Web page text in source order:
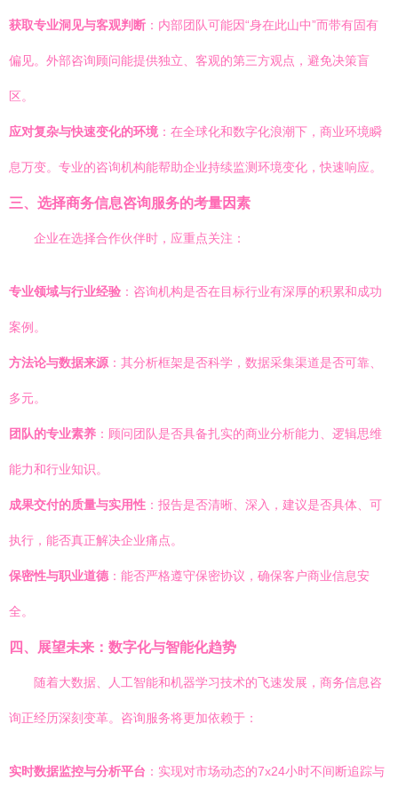
获取专业洞见与客观判断 ：内部团队可能因“身在此山中”而带有固有
偏见。外部咨询顾问能提供独立、客观的第三方观点，避免决策盲
区。
应对复杂与快速变化的环境 ：在全球化和数字化浪潮下，商业环境瞬
息万变。专业的咨询机构能帮助企业持续监测环境变化，快速响应。
三、选择商务信息咨询服务的考量因素
企业在选择合作伙伴时，应重点关注：
专业领域与行业经验 ：咨询机构是否在目标行业有深厚的积累和成功
案例。
方法论与数据来源 ：其分析框架是否科学，数据采集渠道是否可靠、
多元。
团队的专业素养 ：顾问团队是否具备扎实的商业分析能力、逻辑思维
能力和行业知识。
成果交付的质量与实用性 ：报告是否清晰、深入，建议是否具体、可
执行，能否真正解决企业痛点。
保密性与职业道德 ：能否严格遵守保密协议，确保客户商业信息安
全。
四、展望未来：数字化与智能化趋势
随着大数据、人工智能和机器学习技术的飞速发展，商务信息咨
询正经历深刻变革。咨询服务将更加依赖于：
实时数据监控与分析平台 ：实现对市场动态的7x24小时不间断追踪与